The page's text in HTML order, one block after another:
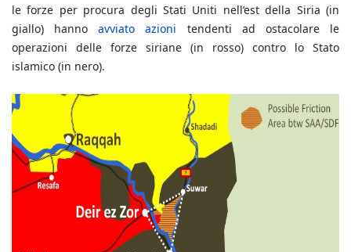
le forze per procura degli Stati Uniti nell’est della Siria (in
giallo) hannoavviato azioni tendenti ad ostacolare le
operazioni delle forze siriane (in rosso) contro lo Stato
islamico (in nero).